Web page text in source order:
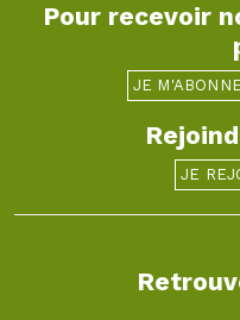
Pour recevoir
JE
JE